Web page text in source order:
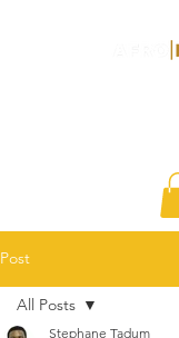
Post
All Posts
Stephane Tadum